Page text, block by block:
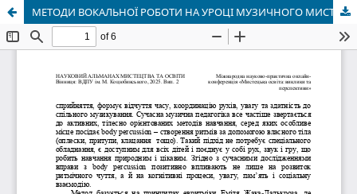
МЕТОДИ ВОКАЛЬНОЇ РОБОТИ НА УРОЦІ МУЗИЧНОГО МИСТЕЦТВА